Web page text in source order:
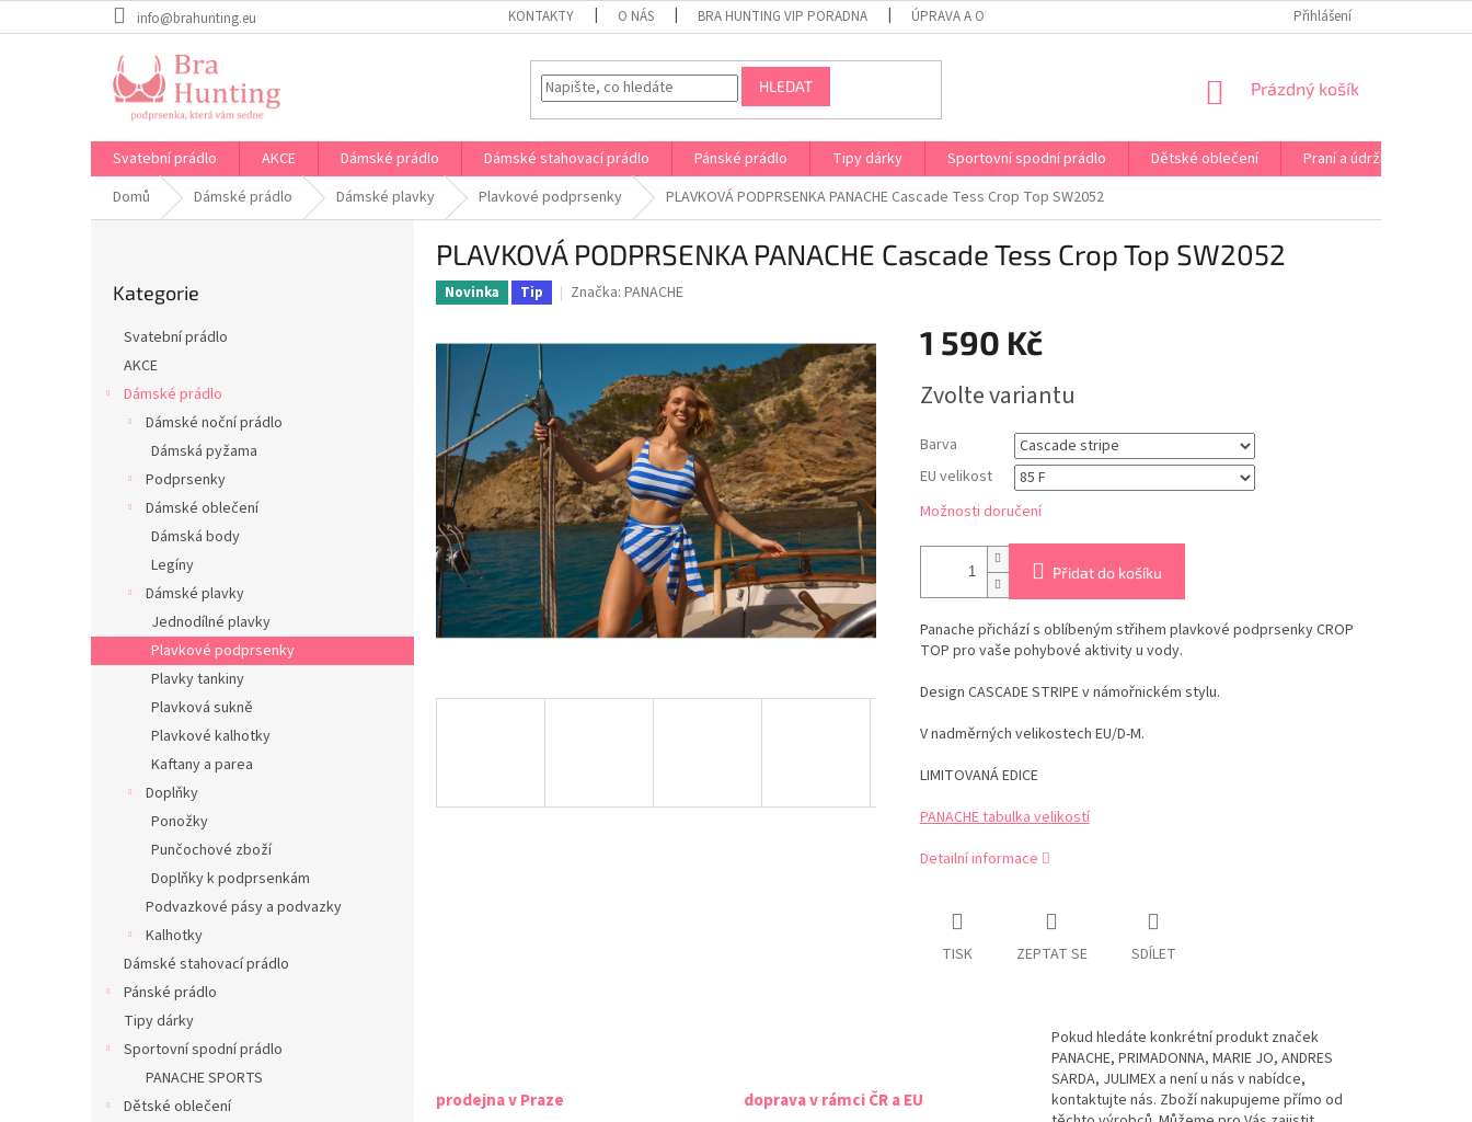
na
info@brahunting.eu KONTAKTY O NÁS BRA HUNTING VIP PORADNA ÚPRAVA A OPRAVA PRÁDLA NA MÍRU DOPRAVA A PLATBA ČR A EU
Přihlášení
HLEDAT
NÁKUPNÍ
Prázdný košík
Svatební prádlo AKCE Dámské prádlo Dámské stahovací prádlo Pánské prádlo Tipy dárky Sportovní spodní prádlo Dětské oblečení Praní a údržba
Domů
Dámské prádlo Dámské plavky Plavkové podprsenky PLAVKOVÁ PODPRSENKA PANACHE Cascade Tess Crop Top SW2052
kategorie
Kategorie
Svatební prádlo
AKCE
Dámské prádlo
Dámské noční prádlo
Dámská pyžama
Podprsenky
Dámské oblečení
Dámská body
Legíny
Dámské plavky
Jednodílné plavky
Plavkové podprsenky
Plavky tankiny
Plavková sukně
Plavkové kalhotky
Kaftany a parea
Doplňky
Ponožky
Punčochové zboží
Doplňky k podprsenkám
Podvazkové pásy a podvazky
Kalhotky
Dámské stahovací prádlo
Pánské prádlo
Tipy dárky
Sportovní spodní prádlo
PANACHE SPORTS
Dětské oblečení
PLAVKOVÁ PODPRSENKA PANACHE Cascade Tess Crop Top SW2052
Novinka Tip Značka: PANACHE
1 590 Kč
cena:
Zvolte variantu
Barva
EU velikost
Možnosti doručení
Přidat do košíku
Panache přichází s oblíbeným střihem plavkové podprsenky CROP
TOP pro vaše pohybové aktivity u vody.
Design CASCADE STRIPE v námořnickém stylu.
V nadměrných velikostech EU/D-M.
LIMITOVANÁ EDICE
PANACHE tabulka velikostí
Detailní informace
TISK ZEPTAT SE SDÍLET
prodejna v Praze doprava v rámci ČR a EU
Pokud hledáte konkrétní produkt značek
PANACHE, PRIMADONNA, MARIE JO, ANDRES
SARDA, JULIMEX a není u nás v nabídce,
kontaktujte nás. Zboží nakupujeme přímo od